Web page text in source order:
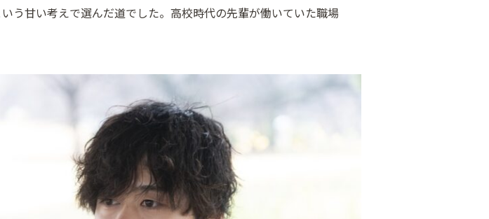
う甘い考えで選んだ道でした。高校時代の先輩が働いていた職場